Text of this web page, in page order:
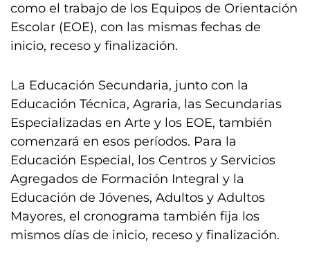
como el trabajo de los Equipos de Orientación
Escolar (EOE), con las mismas fechas de
inicio, receso y finalización.
La Educación Secundaria, junto con la
Educación Técnica, Agraria, las Secundarias
Especializadas en Arte y los EOE, también
comenzará en esos períodos. Para la
Educación Especial, los Centros y Servicios
Agregados de Formación Integral y la
Educación de Jóvenes, Adultos y Adultos
Mayores, el cronograma también fija los
mismos días de inicio, receso y finalización.